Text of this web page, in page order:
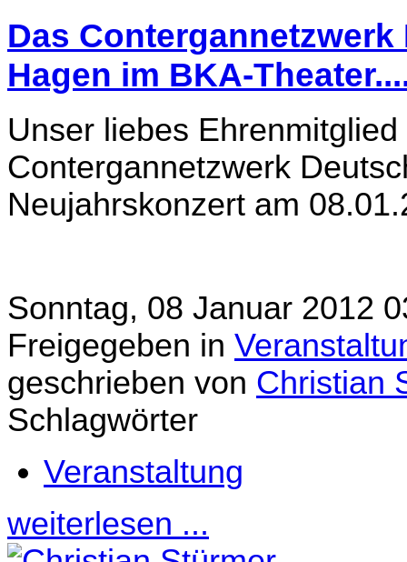
Das
Hagen im BKA-
Unser liebes
Contergannetzwerk
Neujahrskonzert am
Sonntag, 08 Januar 2012
Freigegeben in
geschrieben von Christian
Schlagwörter
Veranstaltung
weiterlesen ...